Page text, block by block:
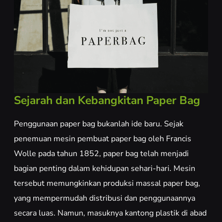
Sejarah dan Kebangkitan Paper Bag
Penggunaan paper bag bukanlah ide baru. Sejak
penemuan mesin pembuat paper bag oleh Francis
Wolle pada tahun 1852, paper bag telah menjadi
bagian penting dalam kehidupan sehari-hari. Mesin
tersebut memungkinkan produksi massal paper bag,
yang mempermudah distribusi dan penggunaannya
secara luas. Namun, masuknya kantong plastik di abad